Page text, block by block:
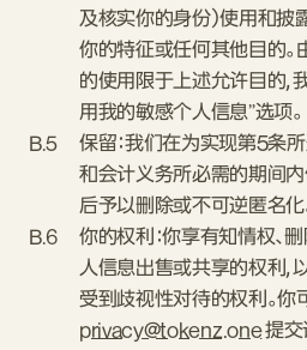
及核实你的身份）使用和披
你的特征或任何其他目的
的使用限于上述允许目的，
用我的敏感个人信息”选项。
B.5
保留：我们在为实现第5条
和会计义务所必需的期间内
后予以删除或不可逆匿名化
B.6
你的权利：你享有知情权、
人信息出售或共享的权利
受到歧视性对待的权利。你
privacy@tokenz.one提交